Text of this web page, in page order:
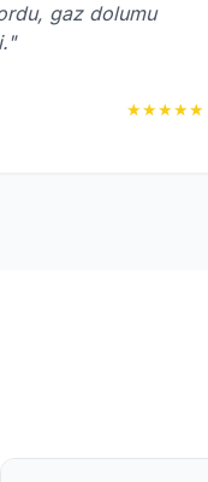
gaz dolumu
★★★★★